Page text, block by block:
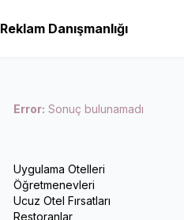
Reklam Danışmanlığı
Error: Sonuç bulunamadı
Uygulama Otelleri
Öğretmenevleri
Ucuz Otel Fırsatları
Restoranlar